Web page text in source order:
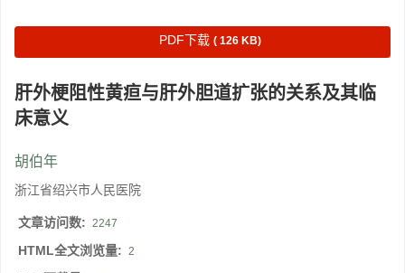
PDF下载 ( 126 KB)
肝外梗阻性黄疸与肝外胆道扩张的关系及其临
床意义
胡伯年
浙江省绍兴市人民医院
文章访问数: 2247
HTML全文浏览量: 2